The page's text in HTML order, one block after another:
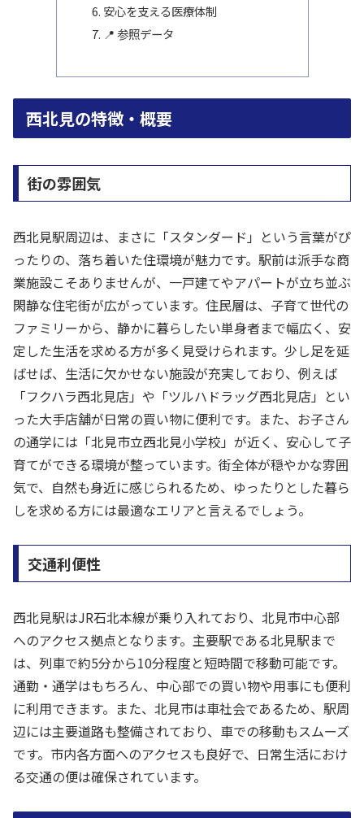
安心を支える医療体制
📍 参照データ
西北見の特徴・概要
街の雰囲気
西北見駅周辺は、まさに「スタンダード」という言葉がぴ
ったりの、落ち着いた住環境が魅力です。駅前は派手な商
業施設こそありませんが、一戸建てやアパートが立ち並ぶ
閑静な住宅街が広がっています。住民層は、子育て世代の
ファミリーから、静かに暮らしたい単身者まで幅広く、安
定した生活を求める方が多く見受けられます。少し足を延
ばせば、生活に欠かせない施設が充実しており、例えば
「フクハラ西北見店」や「ツルハドラッグ西北見店」とい
った大手店舗が日常の買い物に便利です。また、お子さん
の通学には「北見市立西北見小学校」が近く、安心して子
育てができる環境が整っています。街全体が穏やかな雰囲
気で、自然も身近に感じられるため、ゆったりとした暮ら
しを求める方には最適なエリアと言えるでしょう。
交通利便性
西北見駅はJR石北本線が乗り入れており、北見市中心部
へのアクセス拠点となります。主要駅である北見駅まで
は、列車で約5分から10分程度と短時間で移動可能です。
通勤・通学はもちろん、中心部での買い物や用事にも便利
に利用できます。また、北見市は車社会であるため、駅周
辺には主要道路も整備されており、車での移動もスムーズ
です。市内各方面へのアクセスも良好で、日常生活におけ
る交通の便は確保されています。